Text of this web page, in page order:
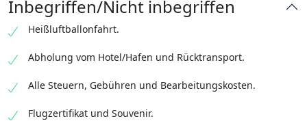
Inbegriffen/Nicht inbegriffen
Heißluftballonfahrt.
Abholung vom Hotel/Hafen und Rücktransport.
Alle Steuern, Gebühren und Bearbeitungskosten.
Flugzertifikat und Souvenir.